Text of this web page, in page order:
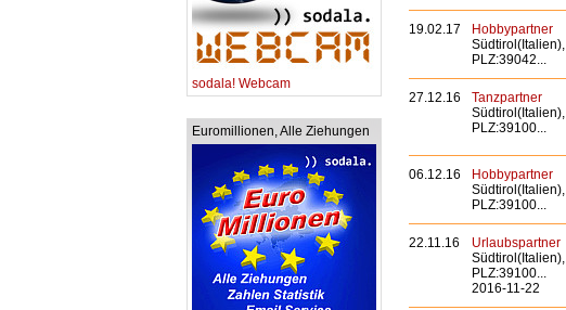
sodala! Webcam
Euromillionen, Alle Ziehungen
19.02.17
Hobbypartner
Südtirol(Italien),
PLZ:39042...
27.12.16
Tanzpartner
Südtirol(Italien),
PLZ:39100...
06.12.16
Hobbypartner
Südtirol(Italien),
PLZ:39100...
22.11.16
Urlaubspartner
Südtirol(Italien),
PLZ:39100...
2016-11-22